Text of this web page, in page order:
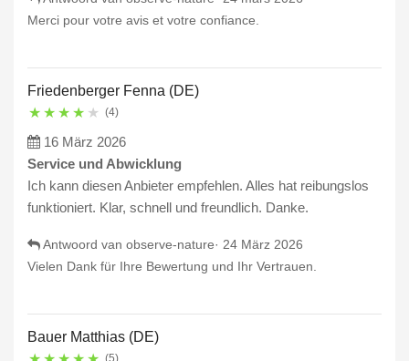
Merci pour votre avis et votre confiance.
Friedenberger Fenna (DE)
★ ★ ★ ★ ★ (4)
16 März 2026
Service und Abwicklung
Ich kann diesen Anbieter empfehlen. Alles hat reibungslos
funktioniert. Klar, schnell und freundlich. Danke.
Antwoord van observe-nature· 24 März 2026
Vielen Dank für Ihre Bewertung und Ihr Vertrauen.
Bauer Matthias (DE)
(5)